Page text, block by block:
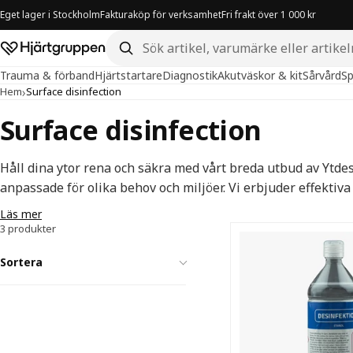
Eget lager i StockholmFakturaköp för verksamhetFri frakt över 1 000 kr
Hjärtgruppen – startsida
Sök i butiken
Trauma & förbandHjärtstartareDiagnostikAkutväskor & kitSårvård
Hem›Surface disinfection
Surface disinfection
Håll dina ytor rena och säkra med vårt breda utbud av
anpassade för olika behov och miljöer. Vi erbjuder
varumärken som hjälper till att minska spridningen av
Läs mer
3 produkter
Sortera